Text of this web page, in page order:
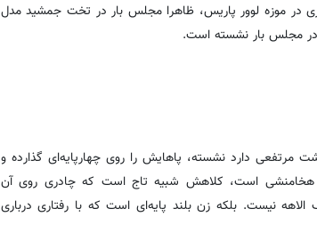
در موزه لوور پاریس، ظاهرا مجلس بار در تخت جمشید مدل
مجلس بار نشسته است.
مرتفعی دارد نشسته، پاهایش را روی چهارپایه‌ای گذارده و
هخامنشی است، کلاهش شبیه تاج است که چادری روی آن
نیست. بلکه زن بلند پایه‌ای است که با رفتاری درباری